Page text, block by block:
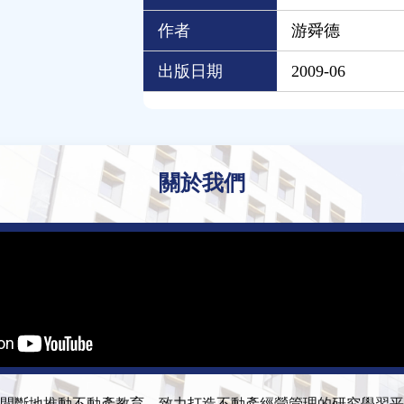
作者 游舜德
出版日期 2009-06
關於我們